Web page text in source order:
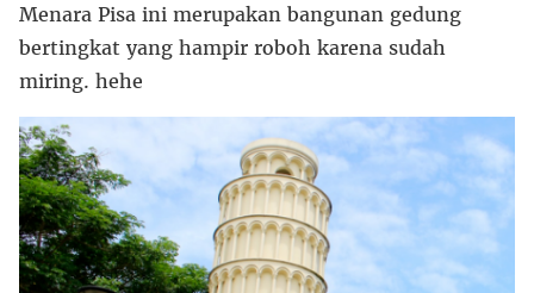
Menara Pisa ini merupakan bangunan gedung
bertingkat yang hampir roboh karena sudah
miring. hehe